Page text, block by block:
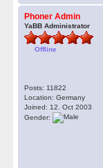
Phoner Admin
YaBB Administrator
Offline
Posts: 11822
Location: Germany
Joined: 12. Oct 2003
Gender: